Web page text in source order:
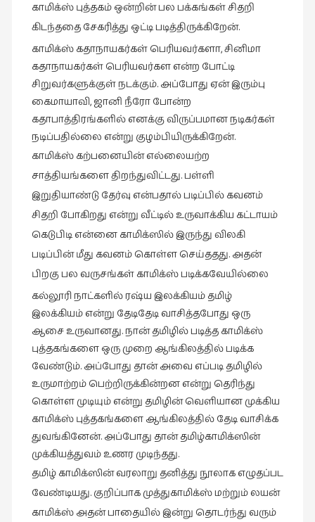
காமிக்ஸ் புத்தகம் ஒன்றின் பல பக்கங்கள் சிதறி
கிடந்ததை சேகரித்து ஒட்டி படித்திருக்கிறேன்.
காமிக்ஸ் கதாநாயகர்கள் பெரியவர்களா, சினிமா
கதாநாயகர்கள் பெரியவர்கள என்ற போட்டி
சிறுவர்களுக்குள் நடக்கும். அப்போது ஏன் இரும்பு
கைமாயாவி, ஜானி நீரோ போன்ற
கதாபாத்திரங்களில் எனக்கு விருப்பமான நடிகர்கள்
நடிப்பதில்லை என்று குழம்பியிருக்கிறேன்.
காமிக்ஸ் கற்பனையின் எல்லையற்ற
சாத்தியங்களை திறந்துவிட்டது. பள்ளி
இறுதியாண்டு தேர்வு என்பதால் படிப்பில் கவனம்
சிதறி போகிறது என்று வீட்டில் உருவாக்கிய கட்டாயம்
கெடுபிடி என்னை காமிக்ஸில் இருந்து விலகி
படிப்பின் மீது கவனம் கொள்ள செய்ததது. அதன்
பிறகு பல வருசங்கள் காமிக்ஸ் படிக்கவேயில்லை
கல்லூரி நாட்களில் ரஷ்ய இலக்கியம் தமிழ்
இலக்கியம் என்று தேடிதேடி வாசித்தபோது ஒரு
ஆசை உருவானது. நான் தமிழில் படித்த காமிக்ஸ்
புத்தகங்களை ஒரு முறை ஆங்கிலத்தில் படிக்க
வேண்டும். அப்போது தான் அவை எப்படி தமிழில்
உருமாற்றம் பெற்றிருக்கின்றன என்று தெரிந்து
கொள்ள முடியும் என்று தமிழின் வெளியான முக்கிய
காமிக்ஸ் புத்தகங்களை ஆங்கிலத்தில் தேடி வாசிக்க
துவங்கினேன். அப்போது தான் தமிழ்காமிக்ஸின்
முக்கியத்துவம் உணர முடிந்தது.
தமிழ் காமிக்ஸின் வரலாறு தனித்து நூலாக எழுதப்பட
வேண்டியது. குறிப்பாக முத்துகாமிக்ஸ் மற்றும் லயன்
காமிக்ஸ் அதன் பாதையில் இன்று தொடர்ந்து வரும்